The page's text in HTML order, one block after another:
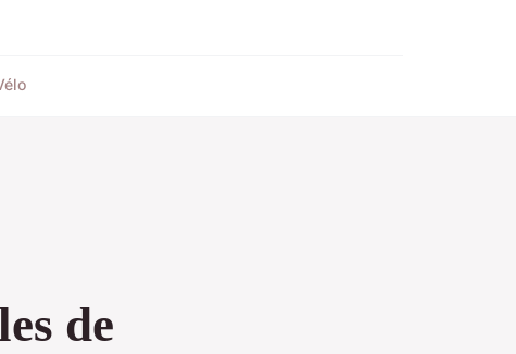
de